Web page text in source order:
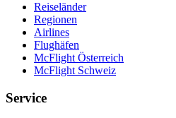
Reiseländer
Regionen
Airlines
Flughäfen
McFlight Österreich
McFlight Schweiz
Service